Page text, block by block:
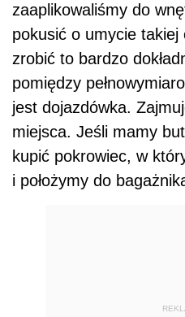
zaaplikowaliśmy do
pokusić o umycie
zrobić to bardzo
pomiędzy
jest dojazdówka.
miejsca. Jeśli mamy
kupić pokrowiec, w
i położymy do